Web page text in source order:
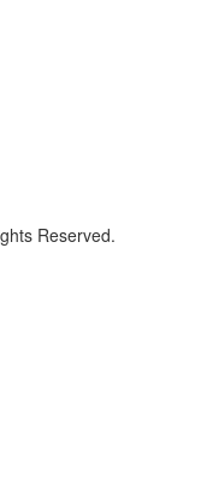
Reserved.